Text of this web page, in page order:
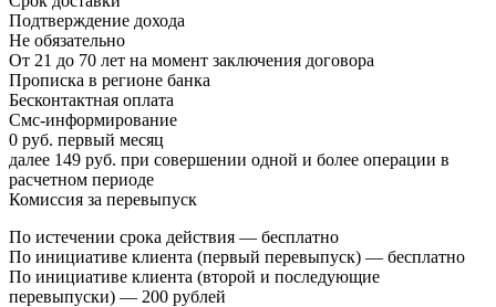
Подтверждение дохода
Не обязательно
От 21 до 70 лет на момент заключения договора
Прописка в регионе банка
Бесконтактная оплата
Смс-информирование
0 руб. первый месяц
далее 149 руб. при совершении одной и более операции в
расчетном периоде
Комиссия за перевыпуск
По истечении срока действия — бесплатно
По инициативе клиента (первый перевыпуск) — бесплатно
По инициативе клиента (второй и последующие
перевыпуски) — 200 рублей